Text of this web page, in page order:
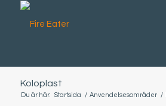
Koloplast
Du är här: Startsida / Anvendelsesområder /